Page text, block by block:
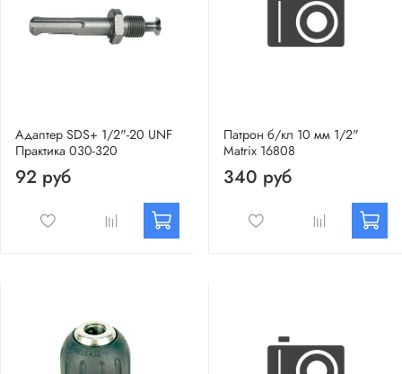
Адаптер SDS+ 1/2"-20 UNF
Практика 030-320
92 руб
Патрон б/кл 10 мм 1/2"
Matrix 16808
340 руб